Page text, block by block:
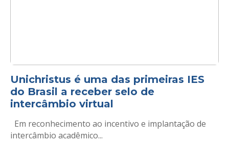
Unichristus é uma das primeiras IES
do Brasil a receber selo de
intercâmbio virtual
Em reconhecimento ao incentivo e implantação de
intercâmbio acadêmico...